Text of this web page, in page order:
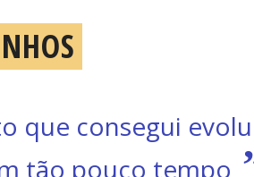
muito bem a
propósito da minha